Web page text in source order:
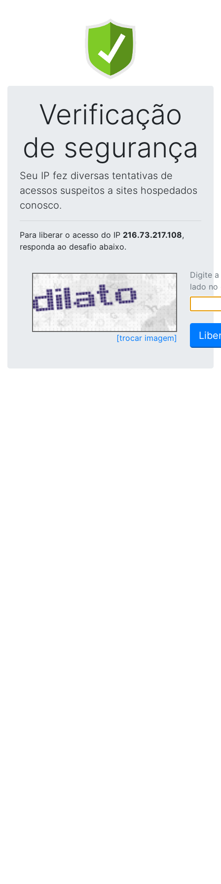
Verificação
de segurança
Seu IP fez diversas tentativas de
acessos suspeitos a sites hospedados
conosco.
Para liberar o acesso do IP 216.73.217.108,
responda ao desafio abaixo.
[trocar imagem]
Digite
lado no